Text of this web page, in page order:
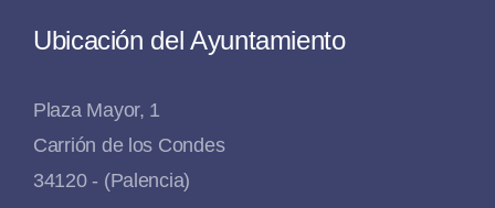
Ubicación del Ayuntamiento
Plaza Mayor, 1
Carrión de los Condes
34120 - (Palencia)